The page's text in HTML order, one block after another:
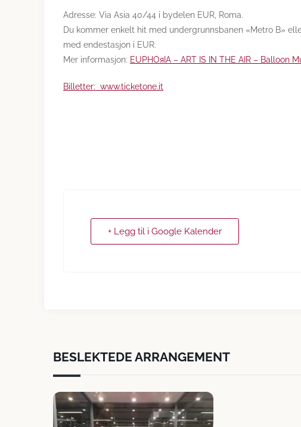
Adresse: Via Asia 40/44 i bydelen EUR, Roma.
Du kommer enkelt hit med undergrunnsbanen «Metro B»
med endestasjon i EUR.
Mer informasjon: EUPHOяIA – ART IS IN THE AIR – Balloon
Billetter: www.ticketone.it
+ Legg til i Google Kalender
BESLEKTEDE ARRANGEMENT